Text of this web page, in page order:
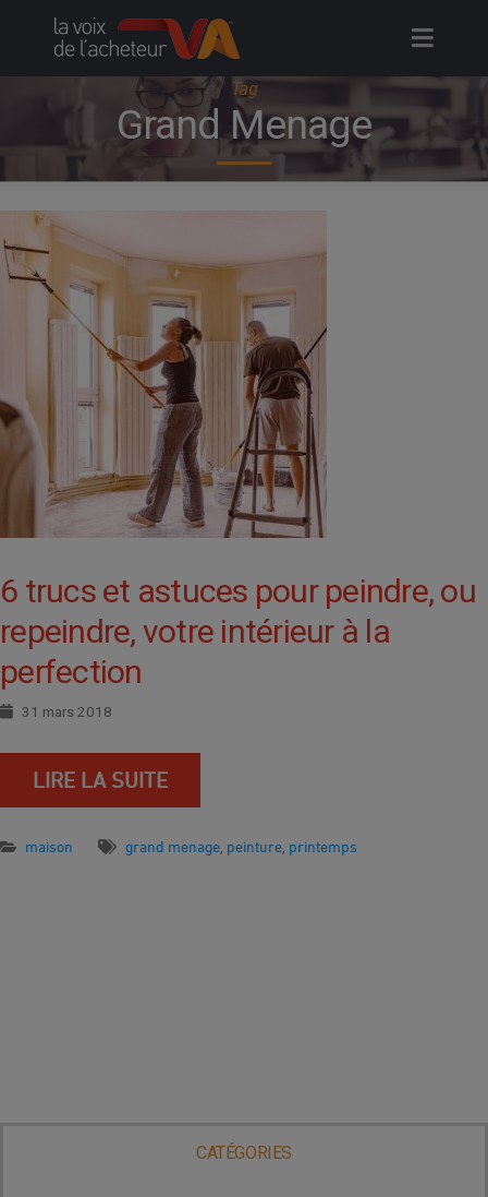
Tag
Grand Menage
6 trucs et astuces pour peindre, ou
repeindre, votre intérieur à la
perfection
31 mars 2018
LIRE LA SUITE
maison grand menage peinture printemps
CATÉGORIES